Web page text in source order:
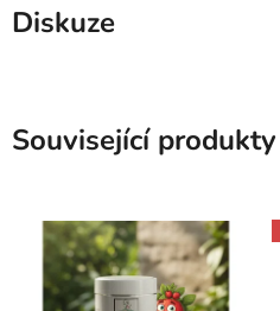
Diskuze
Související produkty